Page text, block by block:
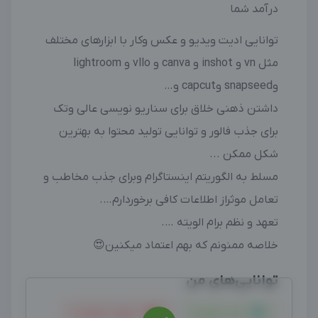
درآمد شما‌‌
توانایی ادیت ویدیو و عکس وکار با ابزارهای مختلف
مثل vn و inshot و canva و vllo و lightroom
وsnapseed وcapcut و…
داشتن ذهنی خلاق برای سناریو نویسی عالی وتک
برای جذب فالور و توانایی تولید محتوا به بهترین
شکل ممکن .‌‌..
مسلط به الگوریتم اینستاگرام وبرای جذب مخاطب و
تعامل موثراز اطلاعات کافی برخوردارم….
تعهد و نظم برام الویته ….
خلاصه ممنونم که بهم اعتماد میکنین😍
توانایی‌های من